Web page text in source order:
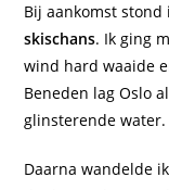
Bij aankomst
skischans. Ik ging
wind hard waaide
Beneden lag Oslo
glinsterende water.
Daarna wandelde